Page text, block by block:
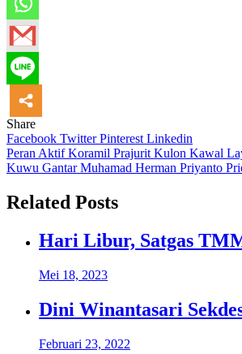
Share
Facebook TwitterPinterest Linkedin
Navigasi
pos
Peran Aktif Koramil Prajurit Kulon Kawal
Kuwu Gantar Muhamad Herman Priyanto
Related Posts
Hari Libur, Satgas
Mei 18, 2023
Dini Winantasari
Februari 23, 2022